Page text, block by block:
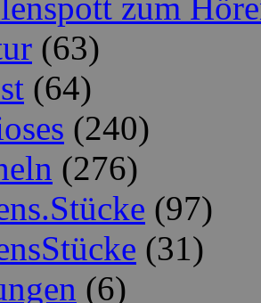
zum
(63)
(64)
(240)
(276)
(97)
(31)
(6)